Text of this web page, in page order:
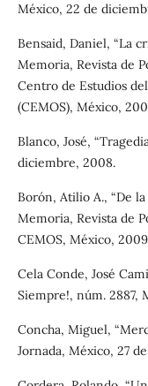
México, 22 de
Bensaid, Daniel, “La
Memoria, Revista de
Centro de Estudios
(CEMOS), México,
Blanco, José,
diciembre, 2008.
Borón, Atilio A., “De
Memoria, Revista de
CEMOS, México,
Cela Conde, José
Siempre!, núm. 2887,
Concha, Miguel,
Jornada, México, 27